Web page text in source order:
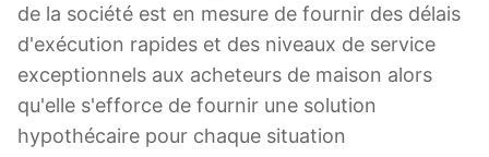
de la société est en mesure de fournir des délais
d'exécution rapides et des niveaux de service
exceptionnels aux acheteurs de maison alors
qu'elle s'efforce de fournir une solution
hypothécaire pour chaque situation